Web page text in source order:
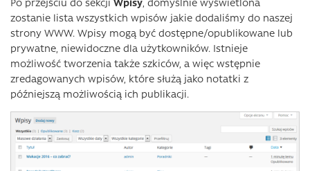
zostanie lista wszystkich wpisów jakie dodaliśmy do naszej
strony WWW. Wpisy mogą być dostępne/opublikowane lub
prywatne, niewidoczne dla użytkowników. Istnieje
możliwość tworzenia także szkiców, a więc wstępnie
zredagowanych wpisów, które służą jako notatki z
późniejszą możliwością ich publikacji.